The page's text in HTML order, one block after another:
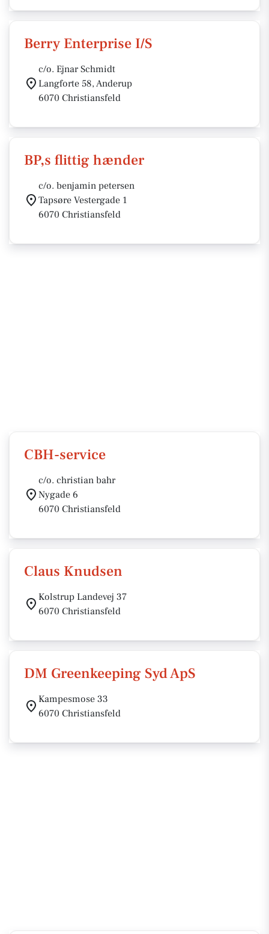
Berry Enterprise I/S
c/o. Ejnar Schmidt
Langforte 58, Anderup
6070 Christiansfeld
BP,s flittig hænder
c/o. benjamin petersen
Tapsøre Vestergade 1
6070 Christiansfeld
CBH-service
c/o. christian bahr
Nygade 6
6070 Christiansfeld
Claus Knudsen
Kolstrup Landevej 37
6070 Christiansfeld
DM Greenkeeping Syd ApS
Kampesmose 33
6070 Christiansfeld